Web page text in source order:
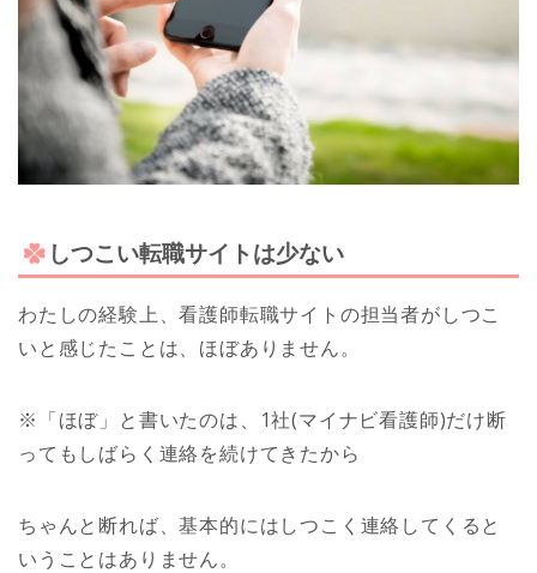
しつこい転職サイトは少ない
わたしの経験上、看護師転職サイトの担当者がしつこ
いと感じたことは、ほぼありません。
※「ほぼ」と書いたのは、1社(マイナビ看護師)だけ断
ってもしばらく連絡を続けてきたから
ちゃんと断れば、基本的にはしつこく連絡してくると
いうことはありません。